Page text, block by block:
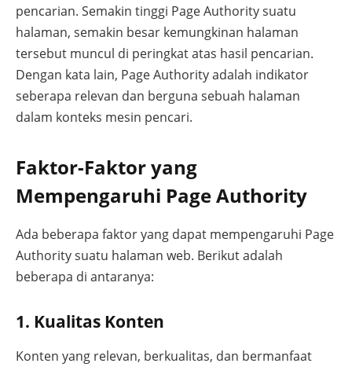
pencarian. Semakin tinggi Page Authority suatu
halaman, semakin besar kemungkinan halaman
tersebut muncul di peringkat atas hasil pencarian.
Dengan kata lain, Page Authority adalah indikator
seberapa relevan dan berguna sebuah halaman
dalam konteks mesin pencari.
Faktor-Faktor yang
Mempengaruhi Page Authority
Ada beberapa faktor yang dapat mempengaruhi Page
Authority suatu halaman web. Berikut adalah
beberapa di antaranya:
1. Kualitas Konten
Konten yang relevan, berkualitas, dan bermanfaat